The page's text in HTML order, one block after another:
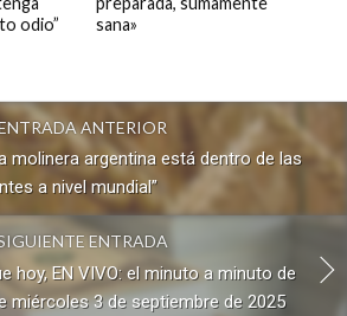
odio”
sana»
ANTERIOR
molinera argentina está dentro de las
a nivel mundial”
ENTRADA
hoy, EN VIVO: el minuto a minuto de
miércoles 3 de septiembre de 2025